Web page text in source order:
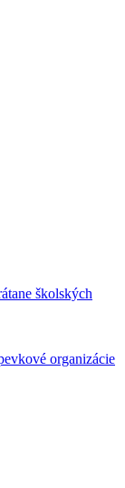
školských
organizácie